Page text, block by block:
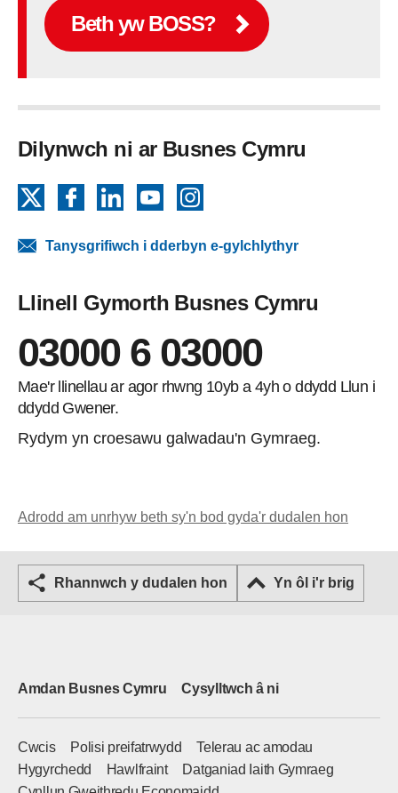
Beth yw BOSS?
Dilynwch ni ar Busnes Cymru
FacebookLinkedInYouTube
Tanysgrifiwch i dderbyn e-gylchlythyr
Llinell Gymorth Busnes Cymru
03000 6 03000
Mae'r llinellau ar agor rhwng 10yb a 4yh o ddydd Llun i
ddydd Gwener.
Rydym yn croesawu galwadau'n Gymraeg.
Adrodd am unrhyw beth sy'n bod gyda'r dudalen hon
Rhannwch y dudalen hon Yn ôl i'r brig
Amdan Busnes Cymru Cysylltwch â ni
Cwcis Polisi preifatrwydd
Telerau ac amodau
Hygyrchedd
Hawlfraint
Datganiad Iaith Gymraeg